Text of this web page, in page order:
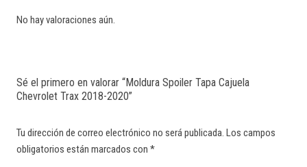
No hay valoraciones aún.
Sé el primero en valorar “Moldura Spoiler Tapa Cajuela
Chevrolet Trax 2018-2020”
Tu dirección de correo electrónico no será publicada. Los campos
obligatorios están marcados con *